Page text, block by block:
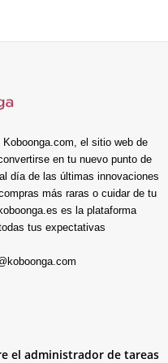
el sitio web de
en tu nuevo punto de
día de las últimas innovaciones
más raras o cuidar de tu
es la plataforma
tus expectativas
el administrador de tareas